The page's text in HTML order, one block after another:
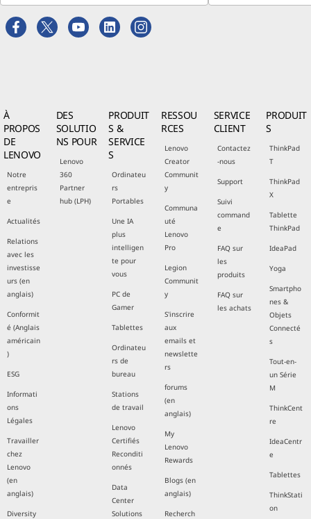
À
PROPOS
DE
LENOVO
Notre
entrepris
e
Actualités
Relations
avec les
investisse
urs (en
anglais)
Conformit
é (Anglais
américain
)
ESG
Informati
ons
Légales
Travailler
chez
Lenovo
(en
anglais)
Diversity
DES
SOLUTIO
NS POUR
Lenovo
360
Partner
hub (LPH)
PRODUIT
S &
SERVICE
S
Ordinateu
rs
Portables
Une IA
plus
intelligen
te pour
vous
PC de
Gamer
Tablettes
Ordinateu
rs de
bureau
Stations
de travail
Lenovo
Certifiés
Reconditi
onnés
Data
Center
Solutions
RESSOU
RCES
Lenovo
Creator
Communit
y
Communa
uté
Lenovo
Pro
Legion
Communit
y
S'inscrire
aux
emails et
newslette
rs
forums
(en
anglais)
My
Lenovo
Rewards
Blogs (en
anglais)
Recherch
SERVICE
CLIENT
Contactez
-nous
Support
Suivi
command
e
FAQ sur
les
produits
FAQ sur
les achats
PRODUIT
S
ThinkPad
T
ThinkPad
X
Tablette
ThinkPad
IdeaPad
Yoga
Smartpho
nes &
Objets
Connecté
s
Tout-en-
un Série
M
ThinkCent
re
IdeaCentr
e
Tablettes
ThinkStati
on